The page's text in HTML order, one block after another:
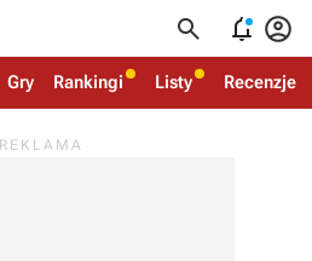
  
Gry Rankingi Listy Recenzje